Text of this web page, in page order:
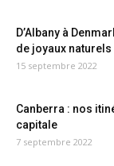
D’Albany à
de joyaux naturels
15 septembre 2022
Canberra : nos
capitale
7 septembre 2022